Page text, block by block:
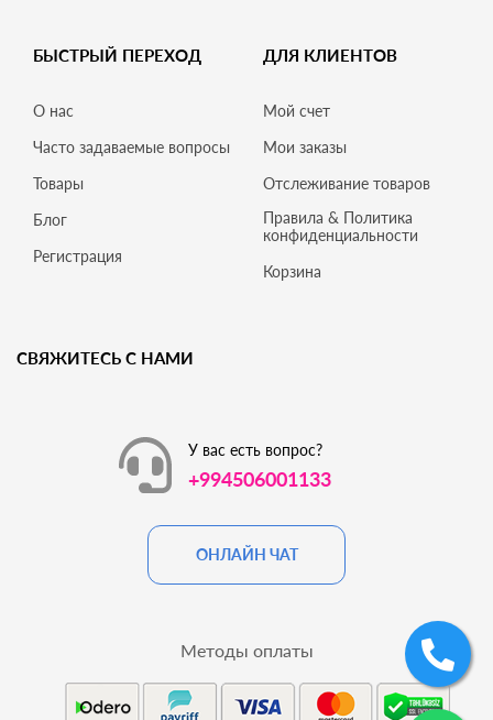
БЫСТРЫЙ ПЕРЕХОД
О нас
Часто задаваемые вопросы
Товары
Блог
Регистрация
ДЛЯ КЛИЕНТОВ
Мой счет
Мои заказы
Отслеживание товаров
Правила & Политика
конфиденциальности
Корзина
СВЯЖИТЕСЬ С НАМИ
У вас есть вопрос?
+994506001133
ОНЛАЙН ЧАТ
Методы оплаты